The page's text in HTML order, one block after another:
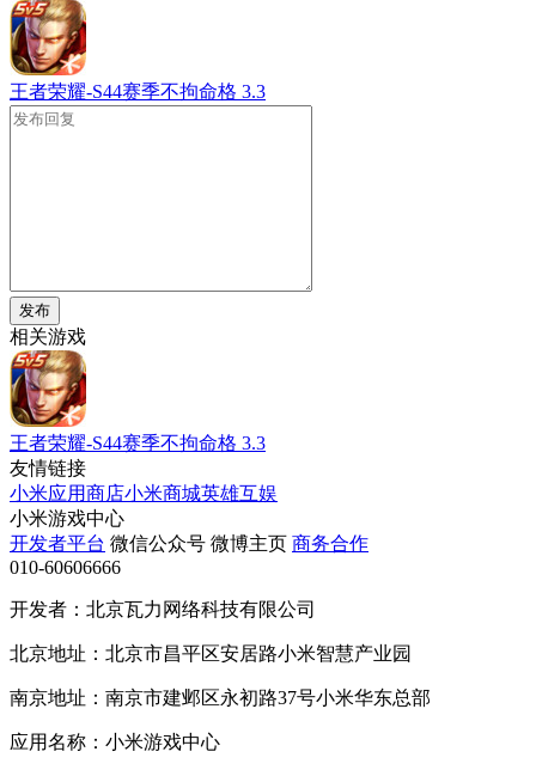
王者荣耀-S44赛季不拘命格 3.3
发布
相关游戏
王者荣耀-S44赛季不拘命格 3.3
友情链接
小米应用商店小米商城英雄互娱
小米游戏中心
开发者平台 微信公众号 微博主页 商务合作
010-60606666
开发者：北京瓦力网络科技有限公司
北京地址：北京市昌平区安居路小米智慧产业园
南京地址：南京市建邺区永初路37号小米华东总部
应用名称：小米游戏中心